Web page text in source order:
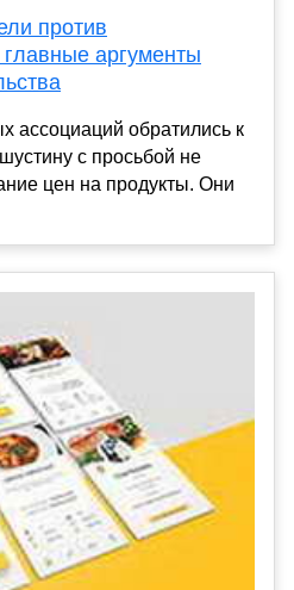
против
аргументы
ассоциаций обратились к
с просьбой не
цен на продукты. Они